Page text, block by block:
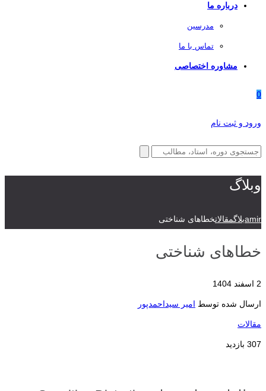
درباره ما
مدرسین
تماس با ما
مشاوره اختصاصی
0
ورود و ثبت نام
وبلاگ
amirبلاگمقالاتخطاهای شناختی
خطاهای شناختی
2 اسفند 1404
ارسال شده توسط امیر سیداحمدپور
مقالات
307 بازدید